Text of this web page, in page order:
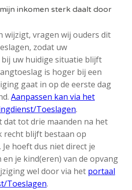
inkomen sterk daalt door
wijzigt, vragen wij ouders dit
zodat uw
uw huidige situatie blijft
is hoger bij een
gaat in op de eerste dag
Aanpassen kan via het
Toeslagen.
dat tot drie maanden na het
recht blijft bestaan op
hoeft dus niet direct je
je kind(eren) van de opvang
wel door via het portaal
Toeslagen.